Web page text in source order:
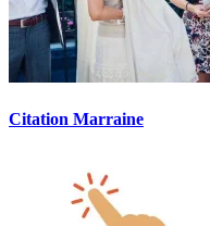
Citation Marraine